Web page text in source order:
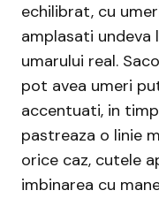
echilibrat, cu
amplasati
umarului real.
pot avea umeri
accentuati, in
pastreaza o linie
orice caz, cutele
imbinarea cu